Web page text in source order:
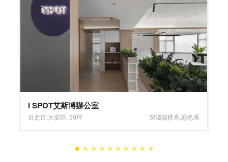
舒適自在 慵懶氛圍
桃園市,中壢區 ,13坪 小坪數,淺色系